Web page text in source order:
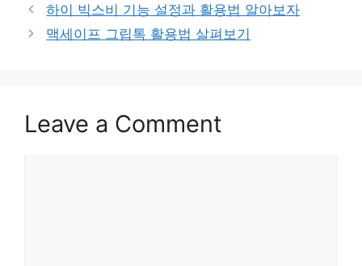
하이 빅스비 기능 설정과 활용법 알아보자
맥세이프 그립톡 활용법 살펴보기
Leave a Comment